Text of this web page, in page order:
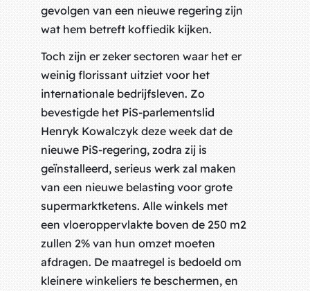
gevolgen van een nieuwe regering zijn
wat hem betreft koffiedik kijken.
Toch zijn er zeker sectoren waar het er
weinig florissant uitziet voor het
internationale bedrijfsleven. Zo
bevestigde het PiS-parlementslid
Henryk Kowalczyk deze week dat de
nieuwe PiS-regering, zodra zij is
geïnstalleerd, serieus werk zal maken
van een nieuwe belasting voor grote
supermarktketens. Alle winkels met
een vloeroppervlakte boven de 250 m2
zullen 2% van hun omzet moeten
afdragen. De maatregel is bedoeld om
kleinere winkeliers te beschermen, en